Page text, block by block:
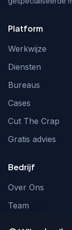
Platform
Werkwijze
Diensten
Bureaus
Cases
Cut The Crap
Gratis advies
Bedrijf
Over Ons
Team